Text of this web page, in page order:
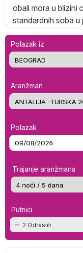
obali mora u blizini
standardnih soba u
Polazak iz
Aranžman
Polazak
Trajanje aranžmana
Putnici
2 Odraslih